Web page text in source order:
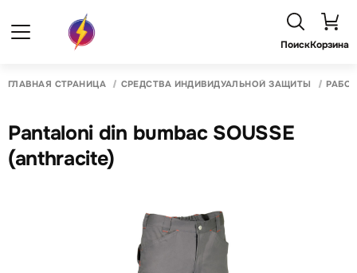
ПоискКорзина
ГЛАВНАЯ СТРАНИЦА СРЕДСТВА ИНДИВИДУАЛЬНОЙ ЗАЩИТЫ
Pantaloni din bumbac SOUSSE
(anthracite)